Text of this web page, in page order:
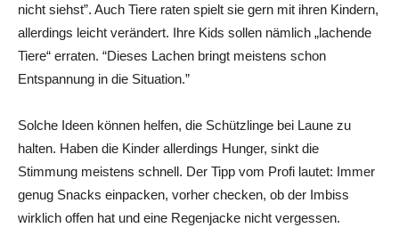
nicht siehst”. Auch Tiere raten spielt sie gern mit ihren Kindern,
allerdings leicht verändert. Ihre Kids sollen nämlich „lachende
Tiere“ erraten. “Dieses Lachen bringt meistens schon
Entspannung in die Situation.”
Solche Ideen können helfen, die Schützlinge bei Laune zu
halten. Haben die Kinder allerdings Hunger, sinkt die
Stimmung meistens schnell. Der Tipp vom Profi lautet: Immer
genug Snacks einpacken, vorher checken, ob der Imbiss
wirklich offen hat und eine Regenjacke nicht vergessen.